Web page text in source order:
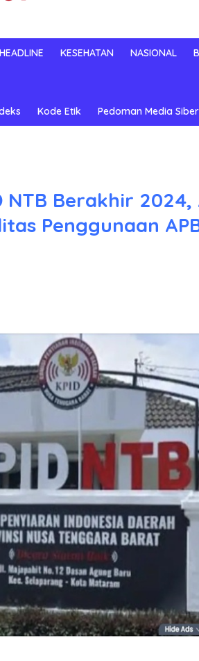
HEADLINE KESEHATAN NASIONAL
Kode Etik Pedoman Media Siber
NTB Berakhir
Penggunaan